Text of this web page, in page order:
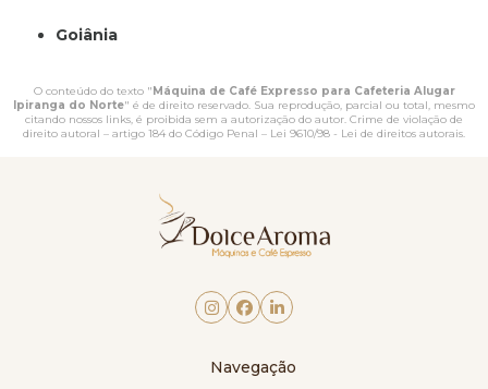
Goiânia
O conteúdo do texto " Máquina de Café Expresso para Cafeteria Alugar
Ipiranga do Norte" é de direito reservado. Sua reprodução, parcial ou total, mesmo
citando nossos links, é proibida sem a autorização do autor. Crime de violação de
direito autoral – artigo 184 do Código Penal – Lei 9610/98 - Lei de direitos autorais.
Navegação